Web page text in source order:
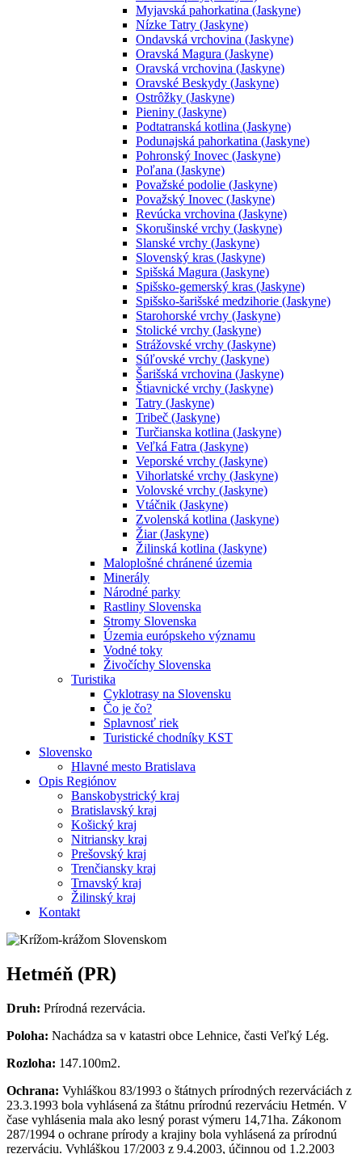
Myjavská pahorkatina (Jaskyne)
Nízke Tatry (Jaskyne)
Ondavská vrchovina (Jaskyne)
Oravská Magura (Jaskyne)
Oravská vrchovina (Jaskyne)
Oravské Beskydy (Jaskyne)
Ostrôžky (Jaskyne)
Pieniny (Jaskyne)
Podtatranská kotlina (Jaskyne)
Podunajská pahorkatina (Jaskyne)
Pohronský Inovec (Jaskyne)
Poľana (Jaskyne)
Považské podolie (Jaskyne)
Považský Inovec (Jaskyne)
Revúcka vrchovina (Jaskyne)
Skorušinské vrchy (Jaskyne)
Slanské vrchy (Jaskyne)
Slovenský kras (Jaskyne)
Spišská Magura (Jaskyne)
Spišsko-gemerský kras (Jaskyne)
Spišsko-šarišské medzihorie (Jaskyne)
Starohorské vrchy (Jaskyne)
Stolické vrchy (Jaskyne)
Strážovské vrchy (Jaskyne)
Súľovské vrchy (Jaskyne)
Šarišská vrchovina (Jaskyne)
Štiavnické vrchy (Jaskyne)
Tatry (Jaskyne)
Tribeč (Jaskyne)
Turčianska kotlina (Jaskyne)
Veľká Fatra (Jaskyne)
Veporské vrchy (Jaskyne)
Vihorlatské vrchy (Jaskyne)
Volovské vrchy (Jaskyne)
Vtáčnik (Jaskyne)
Zvolenská kotlina (Jaskyne)
Žiar (Jaskyne)
Žilinská kotlina (Jaskyne)
Maloplošné chránené územia
Minerály
Národné parky
Rastliny Slovenska
Stromy Slovenska
Územia európskeho významu
Vodné toky
Živočíchy Slovenska
Turistika
Cyklotrasy na Slovensku
Čo je čo?
Splavnosť riek
Turistické chodníky KST
Slovensko
Hlavné mesto Bratislava
Opis Regiónov
Banskobystrický kraj
Bratislavský kraj
Košický kraj
Nitriansky kraj
Prešovský kraj
Trenčiansky kraj
Trnavský kraj
Žilinský kraj
Kontakt
Hetméň (PR)
Druh: Prírodná rezervácia.
Poloha: Nachádza sa v katastri obce Lehnice, časti Veľký Lég.
Rozloha: 147.100m2.
Ochrana: Vyhláškou 83/1993 o štátnych prírodných rezerváciách z
23.3.1993 bola vyhlásená za štátnu prírodnú rezerváciu Hetmén. V
čase vyhlásenia mala ako lesný porast výmeru 14,71ha. Zákonom
287/1994 o ochrane prírody a krajiny bola vyhlásená za prírodnú
rezerváciu. Vyhláškou 17/2003 z 9.4.2003, účinnou od 1.2.2003